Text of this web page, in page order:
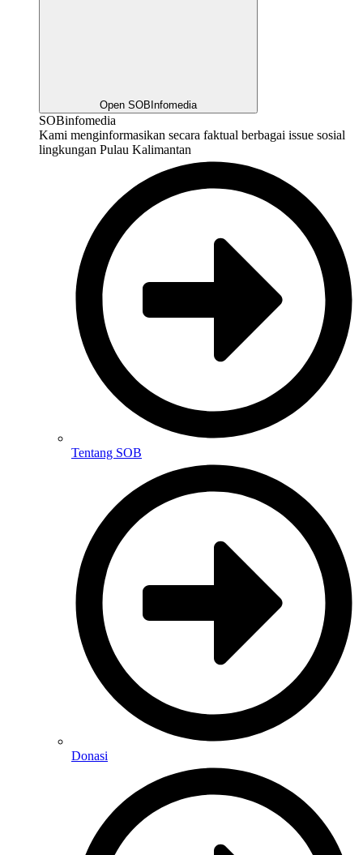
Open SOBInfomedia
SOBinfomedia
Kami menginformasikan secara faktual berbagai issue sosial
lingkungan Pulau Kalimantan
Tentang SOB
Donasi